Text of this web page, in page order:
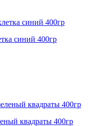
синий 400гр
квадраты 400гр